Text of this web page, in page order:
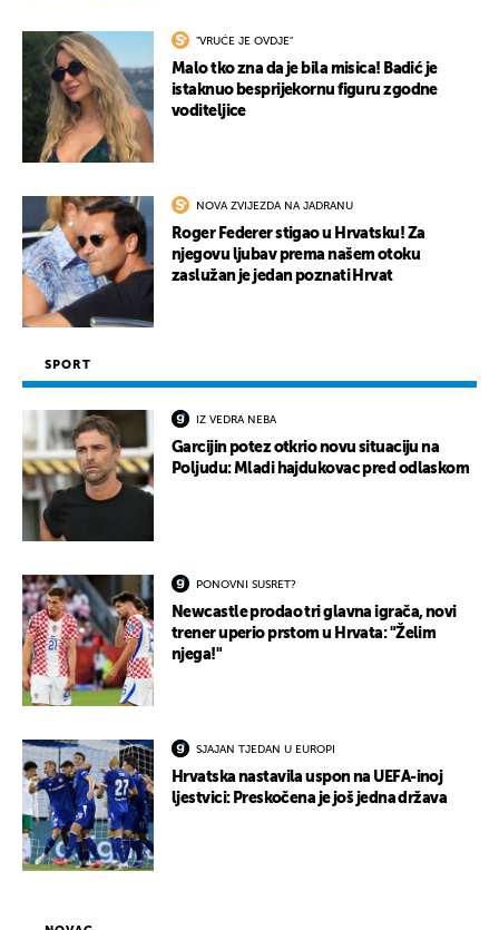
"VRUĆE JE OVDJE"
Malo tko zna da je bila misica! Badić je
istaknuo besprijekornu figuru zgodne
voditeljice
NOVA ZVIJEZDA NA JADRANU
Roger Federer stigao u Hrvatsku! Za
njegovu ljubav prema našem otoku
zaslužan je jedan poznati Hrvat
SPORT
IZ VEDRA NEBA
Garcijin potez otkrio novu situaciju na
Poljudu: Mladi hajdukovac pred odlaskom
PONOVNI SUSRET?
Newcastle prodao tri glavna igrača, novi
trener uperio prstom u Hrvata: "Želim
njega!"
SJAJAN TJEDAN U EUROPI
Hrvatska nastavila uspon na UEFA-inoj
ljestvici: Preskočena je još jedna država